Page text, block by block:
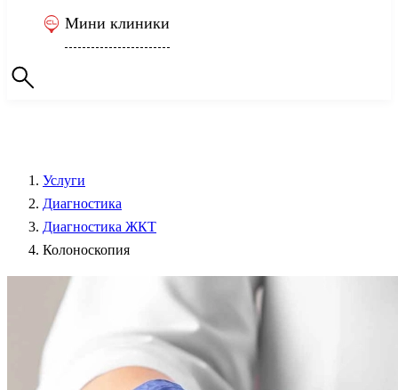
Мини клиники
Услуги
Диагностика
Диагностика ЖКТ
Колоноскопия